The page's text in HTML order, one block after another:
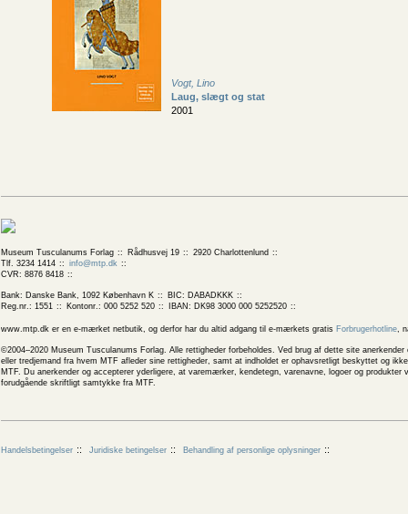
Vogt, Lino
Laug, slægt og stat
2001
Museum Tusculanums Forlag Rådhusvej 19
2920 Charlottenlund
Tlf. 3234 1414
info@mtp.dk
CVR: 8876 8418
Bank: Danske Bank, 1092 København K
BIC: DABADKKK
Reg.nr.: 1551
Kontonr.: 000 5252 520 IBAN: DK98 3000 000 5252520
www.mtp.dk er en e-mærket netbutik, og derfor har du altid adgang til e-mærkets gratis Forbrugerhotline,
©2004–2020 Museum Tusculanums Forlag. Alle rettigheder forbeholdes. Ved brug af dette site
eller tredjemand fra hvem MTF afleder sine rettigheder, samt at indholdet er ophavsretligt beskyttet og
MTF. Du anerkender og accepterer yderligere, at varemærker, kendetegn, varenavne, logoer og
forudgående skriftligt samtykke fra MTF.
Handelsbetingelser Juridiske betingelser Behandling af personlige oplysninger